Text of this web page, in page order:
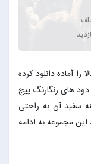
کیفیت بالا را آماده دانلود کرده
دود های رنگارنگ پیج
سفید آن به راحتی
این مجموعه به ادامه